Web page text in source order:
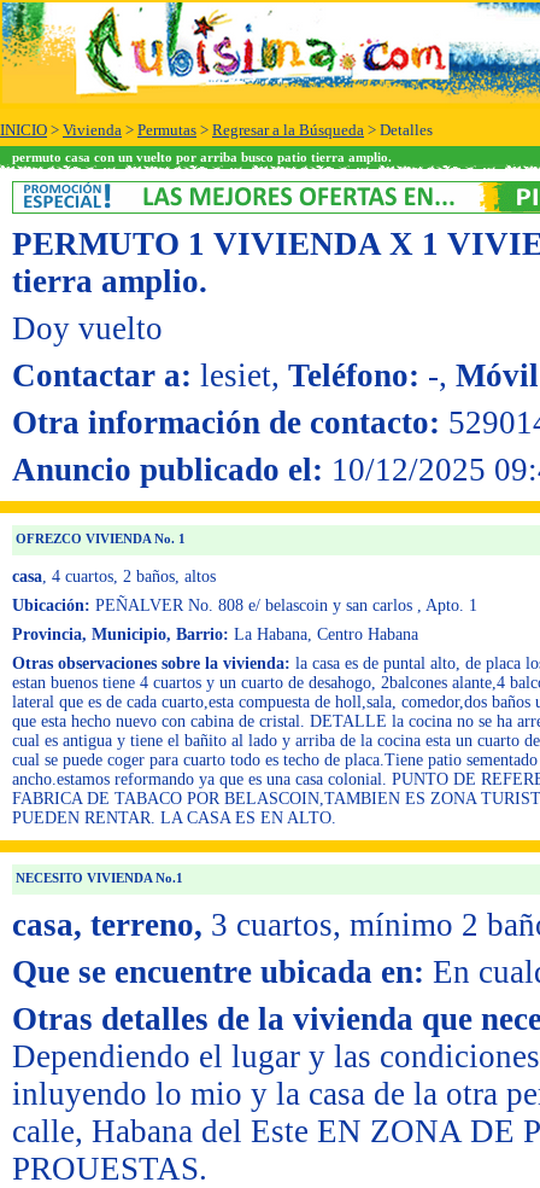
INICIO > Vivienda > Permutas > Regresar a la Búsqueda > Detalles
permuto casa con un vuelto por arriba busco patio tierra amplio.
PERMUTO 1 VIVIENDA X 1
tierra amplio.
Doy vuelto
Contactar a: lesiet, Teléfono: -,
Otra información de contacto:
Anuncio publicado el: 10/12/2025
OFREZCO VIVIENDA No. 1
casa, 4 cuartos, 2 baños, altos
Ubicación: PEÑALVER No. 808 e/ belascoin y san carlos , Apto. 1
Provincia, Municipio, Barrio: La Habana, Centro Habana
Otras observaciones sobre la vivienda: la casa es de puntal alto, de placa
estan buenos tiene 4 cuartos y un cuarto de desahogo, 2balcones alante,4
lateral que es de cada cuarto,esta compuesta de holl,sala, comedor,dos baños
que esta hecho nuevo con cabina de cristal. DETALLE la cocina no se ha
cual es antigua y tiene el bañito al lado y arriba de la cocina esta un cuarto
cual se puede coger para cuarto todo es techo de placa.Tiene patio
ancho.estamos reformando ya que es una casa colonial. PUNTO DE
FABRICA DE TABACO POR BELASCOIN,TAMBIEN ES ZONA
PUEDEN RENTAR. LA CASA ES EN ALTO.
NECESITO VIVIENDA No.1
casa, terreno, 3 cuartos, mínimo 2
Que se encuentre ubicada en: En
Otras detalles de la vivienda que
Dependiendo el lugar y las
inluyendo lo mio y la casa de la otra
calle, Habana del Este EN ZONA
PROUESTAS.